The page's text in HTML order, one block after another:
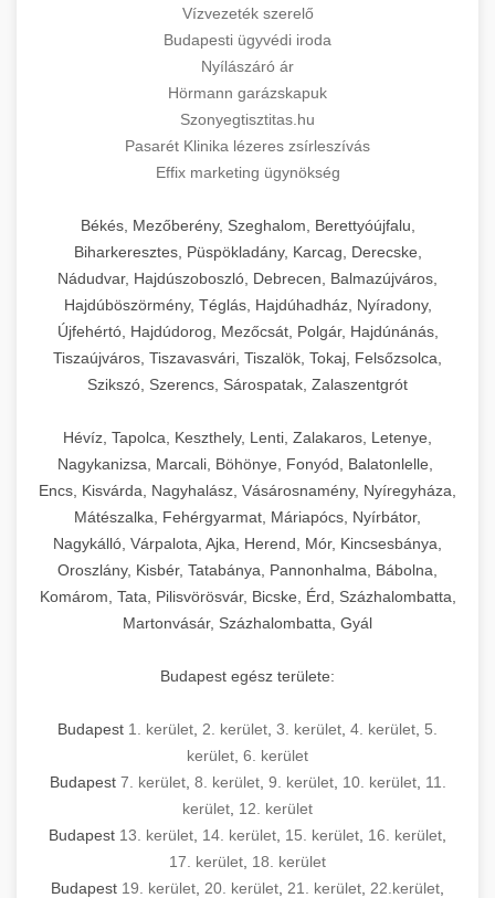
Vízvezeték szerelő
Budapesti ügyvédi iroda
Nyílászáró ár
Hörmann garázskapuk
Szonyegtisztitas.hu
Pasarét Klinika lézeres zsírleszívás
Effix marketing ügynökség
Békés, Mezőberény, Szeghalom, Berettyóújfalu,
Biharkeresztes, Püspökladány, Karcag, Derecske,
Nádudvar, Hajdúszoboszló, Debrecen, Balmazújváros,
Hajdúböszörmény, Téglás, Hajdúhadház, Nyíradony,
Újfehértó, Hajdúdorog, Mezőcsát, Polgár, Hajdúnánás,
Tiszaújváros, Tiszavasvári, Tiszalök, Tokaj, Felsőzsolca,
Szikszó, Szerencs, Sárospatak, Zalaszentgrót
Hévíz, Tapolca, Keszthely, Lenti, Zalakaros, Letenye,
Nagykanizsa, Marcali, Böhönye, Fonyód, Balatonlelle,
Encs, Kisvárda, Nagyhalász, Vásárosnamény, Nyíregyháza,
Mátészalka, Fehérgyarmat, Máriapócs, Nyírbátor,
Nagykálló, Várpalota, Ajka, Herend, Mór, Kincsesbánya,
Oroszlány, Kisbér, Tatabánya, Pannonhalma, Bábolna,
Komárom, Tata, Pilisvörösvár, Bicske, Érd, Százhalombatta,
Martonvásár, Százhalombatta, Gyál
Budapest egész területe:
Budapest 1. kerület 2. kerület 3. kerület 4. kerület 5.
kerület 6. kerület
Budapest 7. kerület, 8. kerület, 9. kerület, 10. kerület, 11.
kerület 12. kerület
Budapest 13. kerület 14. kerület 15. kerület 16. kerület
17. kerület 18. kerület
Budapest 19. kerület 20. kerület 21. kerület 22.kerület